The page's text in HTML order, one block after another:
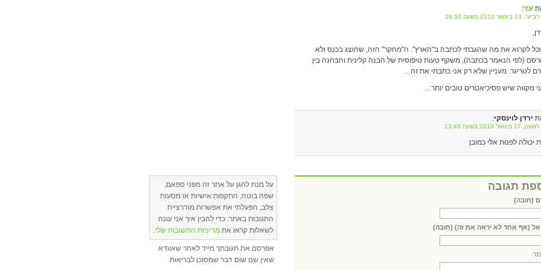
עזי:
בינואר 2010 בשעה 18:53
לקרוא את מה שהגבתי לכתבה ב"הארץ". ה"מחקר" הזה, שהוצג בכנס ולא
(לפי הנאמר בכתבה), משקף טעות טיפוסית של הבנה קלינית והבחנה בין
לטריגר. מעניין שלא רק אני כתבתי את זה…
מקווה שיש פסיכיאטרים טובים יותר…
ירדן לוינסקי:
בינואר 2010 בשעה 13:43
יכולה לפנות אלי כמובן
תגובה
(חובה)
(אף אחד לא יראה את זה) (חובה)
על מנת להגן על אתר זה מפני ספאם,
שפה בוטה, התקפות אישיות או מסעות
צלב, הפעלתי את אפשרות מודרציית
התגובות באתר. כדי להבין איך אני עונה
לשאלות קראו את מדיניות התשובות שלי.
אפרסם את תגובתך מייד לאחר שאוודא
שאין שם שום דבר שמסוכן לבריאות.